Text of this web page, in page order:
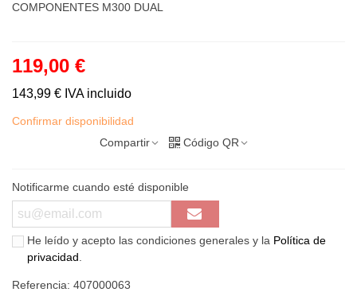
COMPONENTES M300 DUAL
119,00 €
143,99 € IVA incluido
Confirmar disponibilidad
Compartir
Código QR
Notificarme cuando esté disponible
He leído y acepto las condiciones generales y la Política de
privacidad
Referencia: 407000063